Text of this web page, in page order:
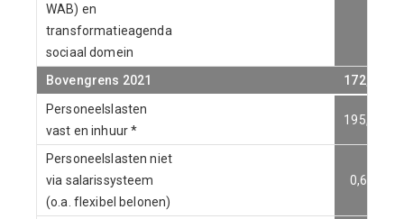
WAB) en
transformatieagenda
sociaal domein
Bovengrens 2021
172,2
Personeelslasten
vast en inhuur *
195,9
Personeelslasten niet
via salarissysteem
(o.a. flexibel belonen)
0,6